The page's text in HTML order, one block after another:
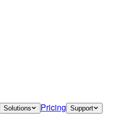
Solutions Pricing Support